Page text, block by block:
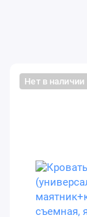
Нет в наличии